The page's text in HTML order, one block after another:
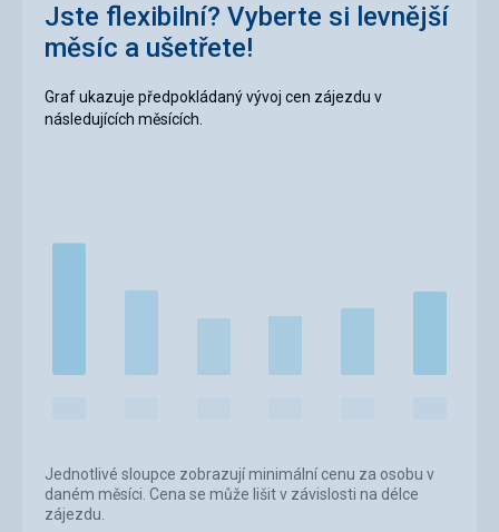
Jste flexibilní? Vyberte si levnější
měsíc a ušetřete!
Graf ukazuje předpokládaný vývoj cen zájezdu v
následujících měsících.
Jednotlivé sloupce zobrazují minimální cenu za osobu v
daném měsíci. Cena se může lišit v závislosti na délce
zájezdu.